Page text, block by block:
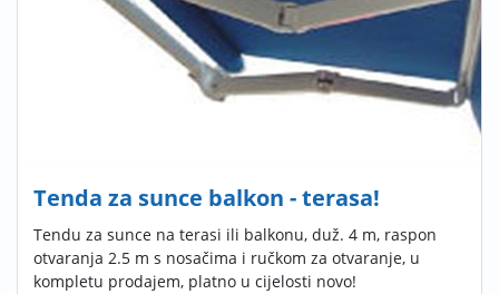
Tenda za sunce balkon - terasa!
Tendu za sunce na terasi ili balkonu, duž. 4 m, raspon
otvaranja 2.5 m s nosačima i ručkom za otvaranje, u
kompletu prodajem, platno u cijelosti novo!